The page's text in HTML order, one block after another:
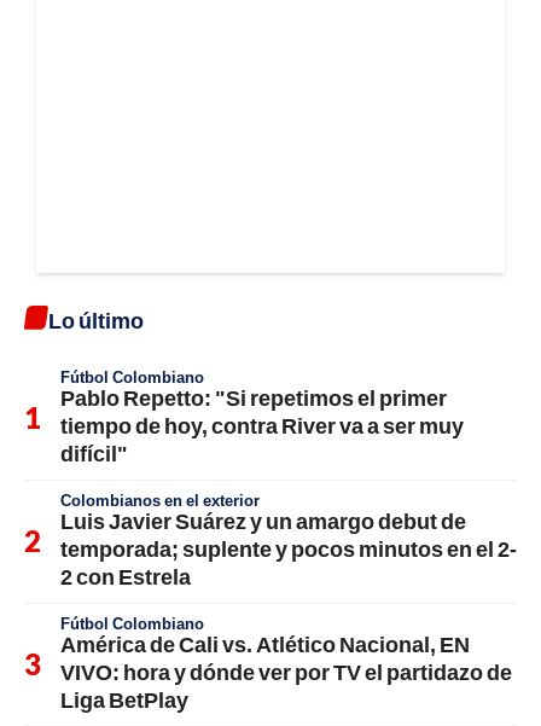
Lo último
Fútbol Colombiano
Pablo Repetto: "Si repetimos el primer
tiempo de hoy, contra River va a ser muy
difícil"
Colombianos en el exterior
Luis Javier Suárez y un amargo debut de
temporada; suplente y pocos minutos en el 2-
2 con Estrela
Fútbol Colombiano
América de Cali vs. Atlético Nacional, EN
VIVO: hora y dónde ver por TV el partidazo de
Liga BetPlay